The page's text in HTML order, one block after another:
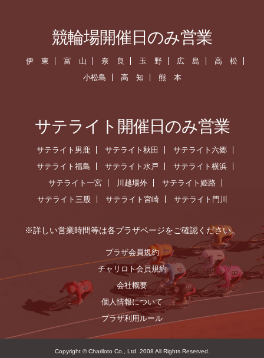
競輪場開催日のみ営業
伊 東 富 山 奈 良 玉 野 広 島
高 松
小松島
高 知 熊 本
サテライト開催日のみ営業
サテライト男鹿 サテライト秋田
サテライト六郷
サテライト福島
サテライト水戸
サテライト横浜
サテライト一宮
川越場外
サテライト姫路
サテライト三股
サテライト宮崎 サテライト門川
※詳しい営業時間等は各プラザページをご確認ください。
プラザ会員規約
チャリロト会員規約
会社概要
個人情報について
プラザ利用ルール
Copyright © Chariloto Co., Ltd. 2008 All Rights Reserved.